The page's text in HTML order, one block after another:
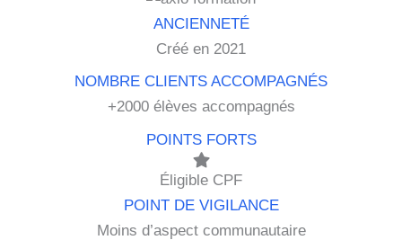
Créé en 2021
+2000 élèves accompagnés
Éligible CPF
Moins d’aspect communautaire